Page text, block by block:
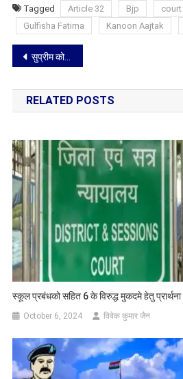
Tagged Article 32 Bjp court
Gulfisha Fatima
Kanoon Aajtak
Post
navigation
सुप्रीम कोर्ट ने बलात्कार और यौन उत्पीड़न मामले में प्रज्वल रेवन्ना की जमानत याचिका की खारिज
RELATED POSTS
स्कूल प्रबंधको सहित 6 के विरुद्ध मुकदमे हेतु
October 6, 2024 विवेक कुमार जैन